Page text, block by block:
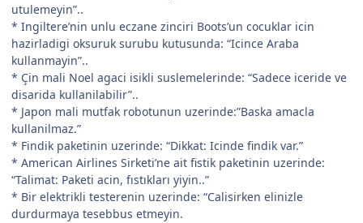
utulemeyin”..
* Ingiltere’nin unlu eczane zinciri Boots’un cocuklar icin
hazirladigi oksuruk surubu kutusunda: “Icince Araba
kullanmayin”..
* Çin mali Noel agaci isikli suslemelerinde: “Sadece iceride ve
disarida kullanilabilir”..
* Japon mali mutfak robotunun uzerinde:”Baska amacla
kullanilmaz.”
* Findik paketinin uzerinde: “Dikkat: Icinde findik var.”
* American Airlines Sirketi’ne ait fistik paketinin uzerinde:
“Talimat: Paketi acin, fıstıkları yiyin..”
* Bir elektrikli testerenin uzerinde: “Calisirken elinizle
durdurmaya tesebbus etmeyin.